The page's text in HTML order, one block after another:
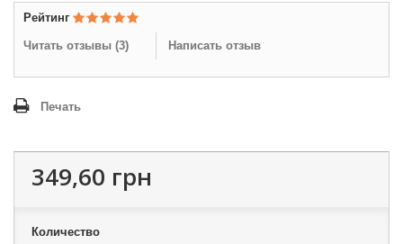
Рейтинг
Читать отзывы (3) Написать отзыв
Печать
349,60 грн
Количество